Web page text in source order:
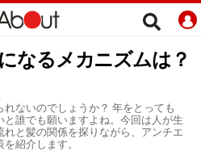
なるメカニズムは？
ないのでしょうか？ 年をとっても
誰でも願いますよね。今回は人が生
と髪の関係を探りながら、アンチエ
紹介します。